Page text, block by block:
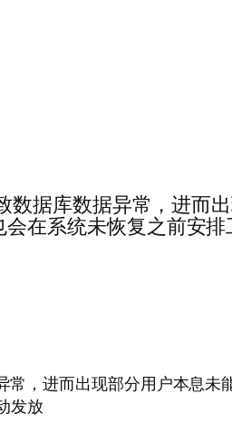
数据库数据异常，进
在系统未恢复之前安
常，进而出现部分用户本息
发放